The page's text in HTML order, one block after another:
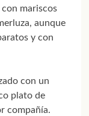
mariscos
aunque
y con
con un
plato de
compañía.